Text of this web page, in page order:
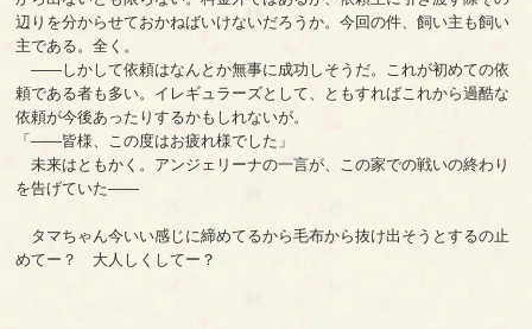
辺りを分からせておかねばいけないだろうか。今回の件、飼い主も飼い
主である。全く。
――しかして依頼はなんとか無事に成功しそうだ。これが初めての依
頼である者も多い。イレギュラーズとして、ともすればこれから過酷な
依頼が今後あったりするかもしれないが。
「――皆様、この度はお疲れ様でした」
未来はともかく。アンジェリーナの一言が、この家での戦いの終わり
を告げていた――
タマちゃん今いい感じに締めてるから毛布から抜け出そうとするの止
めてー？ 大人しくしてー？